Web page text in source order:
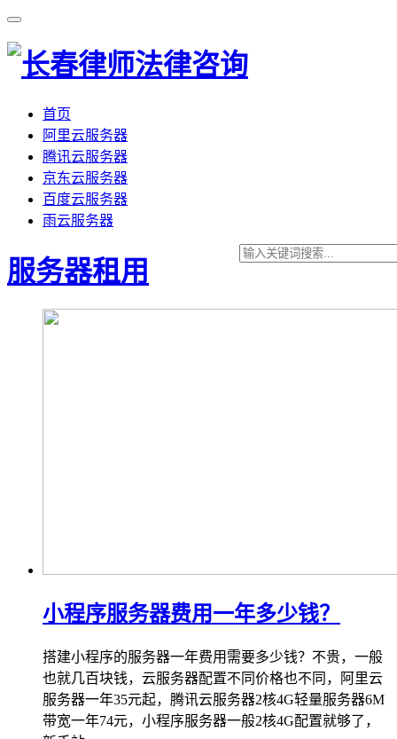
首页
阿里云服务器
腾讯云服务器
京东云服务器
百度云服务器
雨云服务器
服务器租用
小程序服务器费用一年多少钱？
搭建小程序的服务器一年费用需要多少钱？不贵，一般
也就几百块钱，云服务器配置不同价格也不同，阿里云
服务器一年35元起，腾讯云服务器2核4G轻量服务器6M
带宽一年74元，小程序服务器一般2核4G配置就够了，